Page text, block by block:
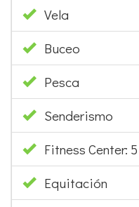
Vela
Buceo
Pesca
Senderismo
Fitness Center: 5
Equitación